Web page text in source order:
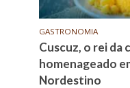
GASTRONOMIA
Cuscuz, o rei da
homenageado
Nordestino